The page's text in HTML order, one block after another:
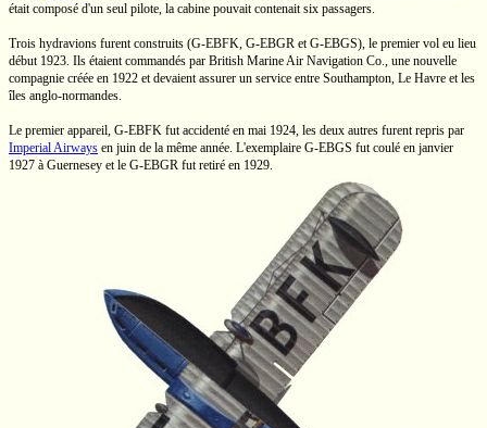
était composé d'un seul pilote, la cabine pouvait contenait six passagers.
Trois hydravions furent construits (G-EBFK, G-EBGR etG-EBGS), le premier vol eu lieu
début 1923. Ils étaient commandés par British Marine Air Navigation Co., une nouvelle
compagnie créée en 1922 et devaient assurer un service entre Southampton, Le Havre et les
îles anglo-normandes.
Le premier appareil, G-EBFK fut accidenté en mai 1924, les deux autres furent repris par
Imperial Airways en juin de la même année. L'exemplaire G-EBGS fut coulé en janvier
1927 à Guernesey et le G-EBGR fut retiré en 1929.